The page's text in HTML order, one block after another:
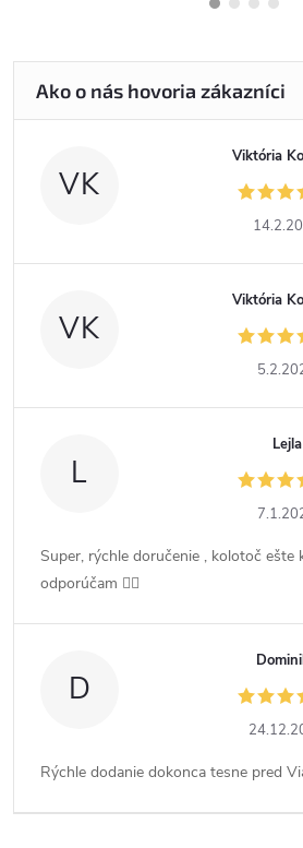
VK
Viktória
VK
Viktória
L
Lejla
Super, rýchle doručenie , kolotoč ešte
odporúčam 👍🏻
D
Rýchle dodanie dokonca tesne pred